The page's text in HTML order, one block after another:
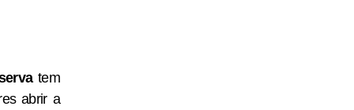
tem
abrir a